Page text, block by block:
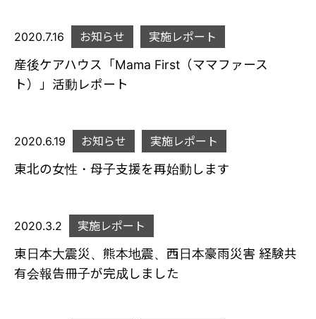
2020.7.16 お知らせ 実施レポート
産後ケアハウス「Mama First（ママファース
ト）」活動レポート
2020.6.19 お知らせ 実施レポート
東北の女性・母子支援を再始動します
2020.3.2 実施レポート
東日本大震災、熊本地震、西日本豪雨災害 経験共
有会報告冊子が完成しました